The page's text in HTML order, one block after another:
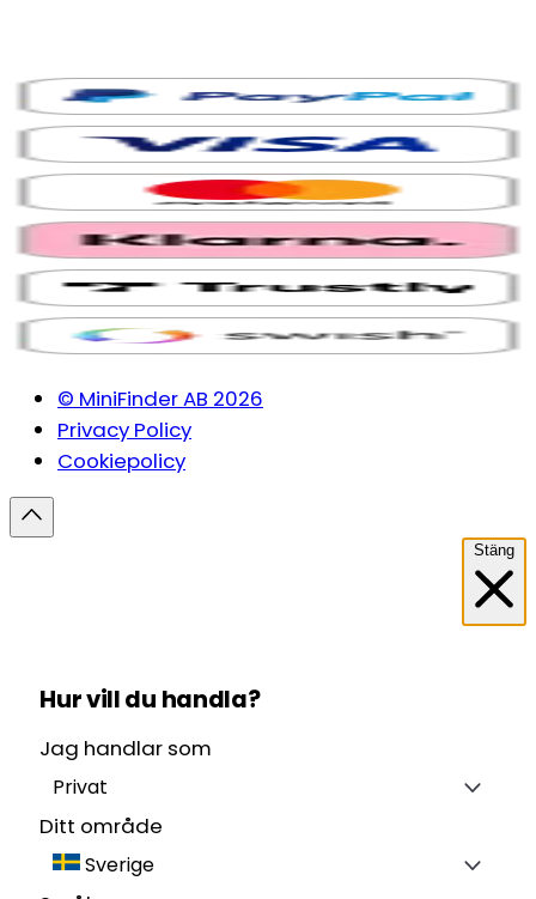
© MiniFinder AB 2026
Privacy Policy
Cookiepolicy
Stäng
Hur vill du handla?
Jag handlar som
Privat
Ditt område
Sverige